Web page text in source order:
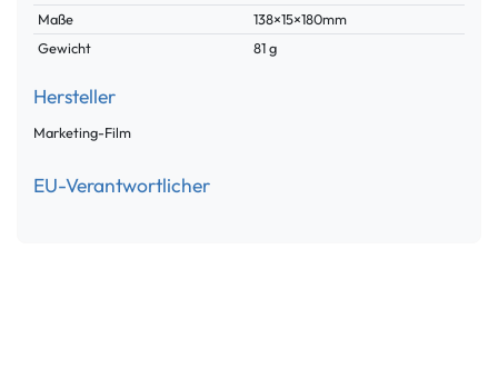
Maße
138×15×180mm
Gewicht
81 g
Hersteller
Marketing-Film
EU-Verantwortlicher